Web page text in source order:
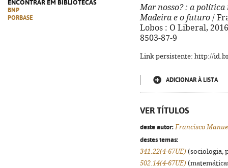
ENCONTRAR EM BIBLIOTECAS
BNP
PORBASE
Mar nosso?: a política
Madeira e o futuro /
Lobos : O Liberal,
8503-87-9
Link persistente: http://
ADICIONAR À LISTA
VER TÍTULOS
deste autor: Francisco
destes temas:
341.22(4-67UE) (sociologia,
502.14(4-67UE)